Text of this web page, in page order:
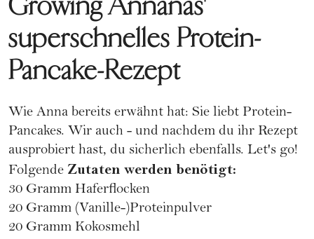
superschnelles Protein-
Pancake-Rezept
Wie Anna bereits erwähnt hat: Sie liebt Protein-
Pancakes. Wir auch - und nachdem du ihr Rezept
ausprobiert hast, du sicherlich ebenfalls. Let's go!
Folgende Zutaten werden benötigt:
30 Gramm Haferflocken
20 Gramm (Vanille-)Proteinpulver
20 Gramm Kokosmehl